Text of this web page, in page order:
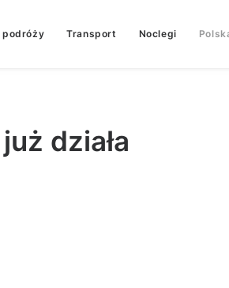
podróży Transport Noclegi
działa